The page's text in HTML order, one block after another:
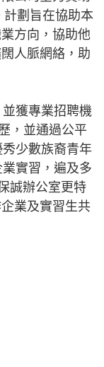
計劃旨在協助本
方向，協助他
人脈網絡，助
獲專業招聘機
，並通過公平
少數族裔青年
實習，遍及多
誠辦公室更特
業及實習生共